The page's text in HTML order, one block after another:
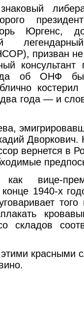
Юргенс,
призван не
консультант
об ОНФ
года — и
Дворкович.
вернется в
вице-
1940-х
того
складов
красными